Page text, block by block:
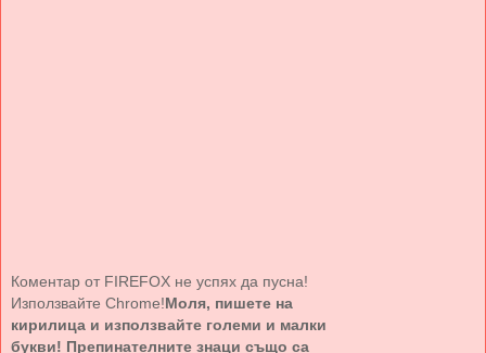
Коментар от FIREFOX не успях да пусна!
Използвайте Chrome!Моля, пишете на
кирилица и използвайте големи и малки
букви! Препинателните знаци също са